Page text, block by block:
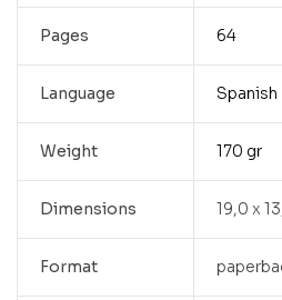
Pages 64
Language Spanish
Weight 170 gr
Dimensions 19,0 x
Format